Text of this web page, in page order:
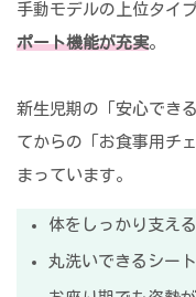
手動モデルの上位タイ
ポート機能が充実。
新生児期の「安心でき
てからの「お食事用チ
まっています。
体をしっかり支え
丸洗いできるシー